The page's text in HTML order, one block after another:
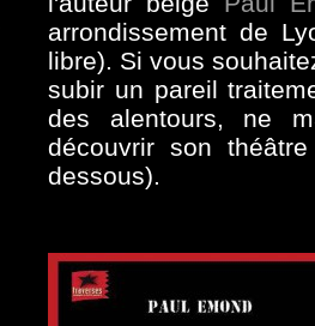
arrondissement de
libre). Si vous
subir un pareil
des alentours, ne
découvrir son
dessous).